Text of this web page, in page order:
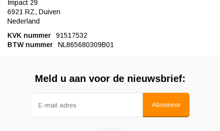
Impact 29
6921 RZ, Duiven
Nederland
KVK nummer
91517532
BTW nummer
NL865680309B01
Meld u aan voor de nieuwsbrief:
Abonneer